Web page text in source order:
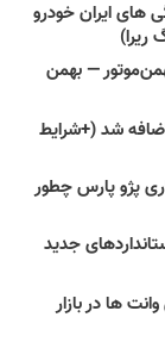
های ایران خودرو
— بهمن
شد (+شرایط
پژو پارس چطور
جدید
25 تا از برترین وانت ها در بازار